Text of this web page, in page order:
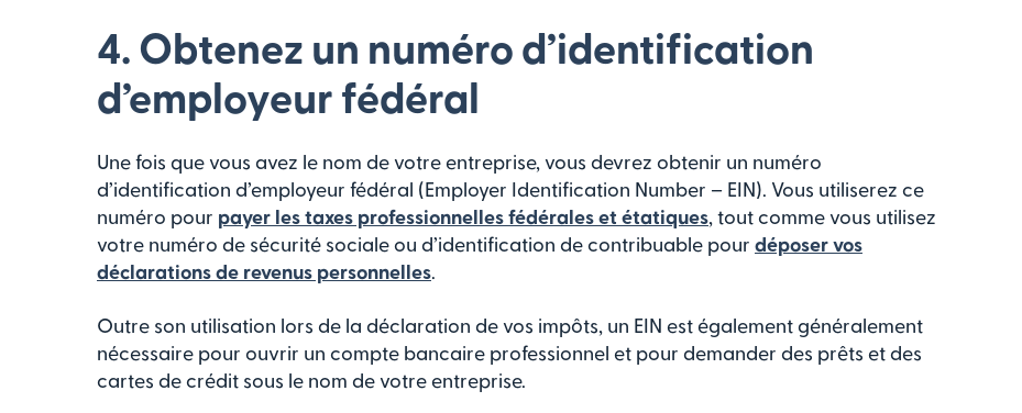
4. Obtenez un numéro d’identification
d’employeur fédéral
Une fois que vous avez le nom de votre entreprise, vous devrez obtenir un numéro
d’identification d’employeur fédéral (Employer Identification Number – EIN). Vous utiliserez ce
numéro pour payer les taxes professionnelles fédérales et étatiques , tout comme vous utilisez
votre numéro de sécurité sociale ou d’identification de contribuable pour déposer vos
déclarations de revenus personnelles
Outre son utilisation lors de la déclaration de vos impôts, un EIN est également généralement
nécessaire pour ouvrir un compte bancaire professionnel et pour demander des prêts et des
cartes de crédit sous le nom de votre entreprise.